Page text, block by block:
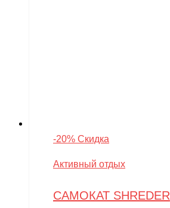
-20% Скидка
Активный отдых
САМОКАТ SHREDER